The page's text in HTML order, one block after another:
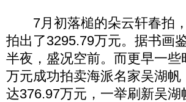
7月初落槌的朵云轩春拍，
拍出了3295.79万元。据书画
半夜，盛况空前。而更早一
万元成功拍卖海派名家吴湖
达376.97万元，一举刷新吴